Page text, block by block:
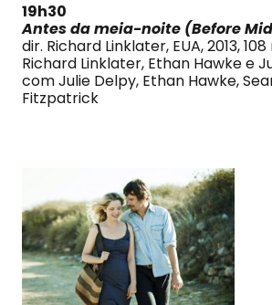
19h30
Antes da meia-noite (Before
dir. Richard Linklater, EUA, 2013,
Richard Linklater, Ethan Hawke e
com Julie Delpy, Ethan Hawke,
Fitzpatrick